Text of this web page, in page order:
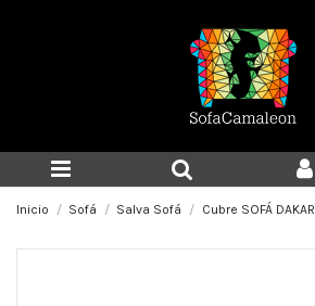
Inicio Sofá Salva Sofá Cubre SOFÁ DAKAR